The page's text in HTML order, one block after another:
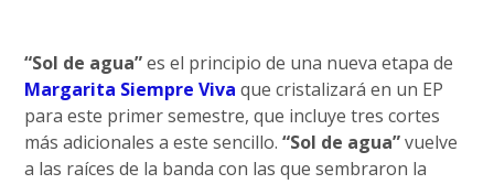
“Sol de agua”es el principio de una nueva etapa de
Margarita Siempre Viva que cristalizará en un EP
para este primer semestre, que incluye tres cortes
más adicionales a este sencillo.“Sol de agua”vuelve
a las raíces de la banda con las que sembraron la